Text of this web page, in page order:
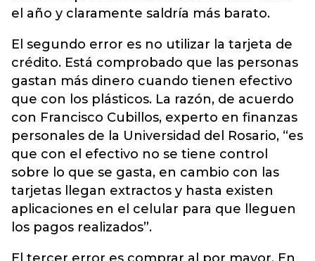
el año y claramente saldría más barato.
El segundo error es no utilizar la tarjeta de
crédito. Está comprobado que las personas
gastan más dinero cuando tienen efectivo
que con los plásticos. La razón, de acuerdo
con Francisco Cubillos, experto en finanzas
personales de la Universidad del Rosario, “es
que con el efectivo no se tiene control
sobre lo que se gasta, en cambio con las
tarjetas llegan extractos y hasta existen
aplicaciones en el celular para que lleguen
los pagos realizados”.